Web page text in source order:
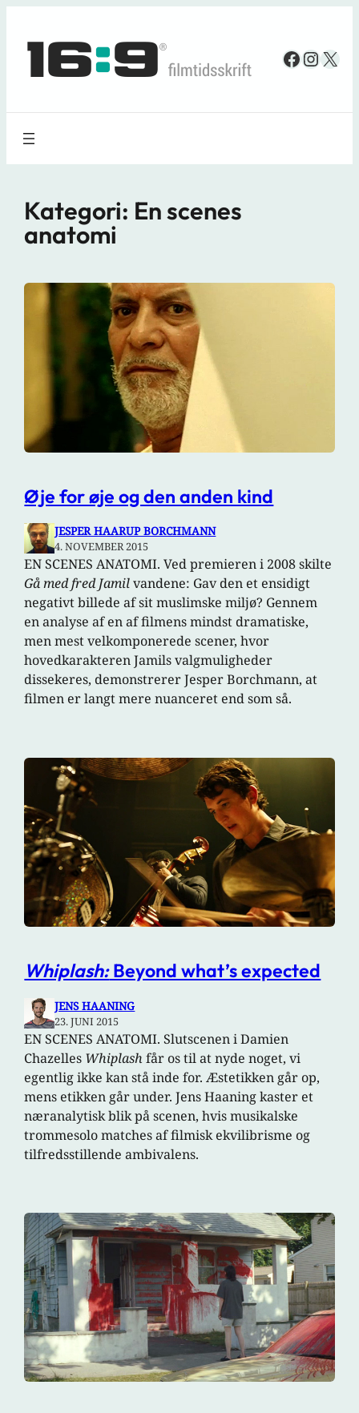
indhold
X
Kategori: En scenes
anatomi
Øje for øje og den anden kind
JESPER HAARUP BORCHMANN
4. NOVEMBER 2015
EN SCENES ANATOMI. Ved premieren i 2008 skilte
Gå med fred Jamilvandene: Gav den et ensidigt
negativt billede af sit muslimske miljø? Gennem
en analyse af en af filmens mindst dramatiske,
men mest velkomponerede scener, hvor
hovedkarakteren Jamils valgmuligheder
dissekeres, demonstrerer Jesper Borchmann, at
filmen er langt mere nuanceret end som så.
Whiplash:Beyond what’s expected
JENS HAANING
23. JUNI 2015
EN SCENES ANATOMI. Slutscenen i Damien
Chazelles Whiplashfår os til at nyde noget, vi
egentlig ikke kan stå inde for. Æstetikken går op,
mens etikken går under. Jens Haaning kaster et
næranalytisk blik på scenen, hvis musikalske
trommesolo matches af filmisk ekvilibrisme og
tilfredsstillende ambivalens.